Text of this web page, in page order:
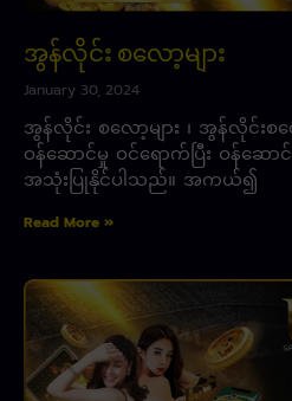
အွန်လိုင်း စလော့များ
January 30, 2024
အွန်လိုင်း စလော့များ ၊ အွန်လိုင်းစလေ
ဝန်ဆောင်မှု ဝင်ရောက်ပြီး ဝန်
အသုံးပြုနိုင်ပါသည်။ အကယ်၍
Read More »